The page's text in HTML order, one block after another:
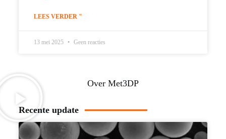
LEES VERDER "
13 mei 2025 Geen reacties
Over Met3DP
Recente update